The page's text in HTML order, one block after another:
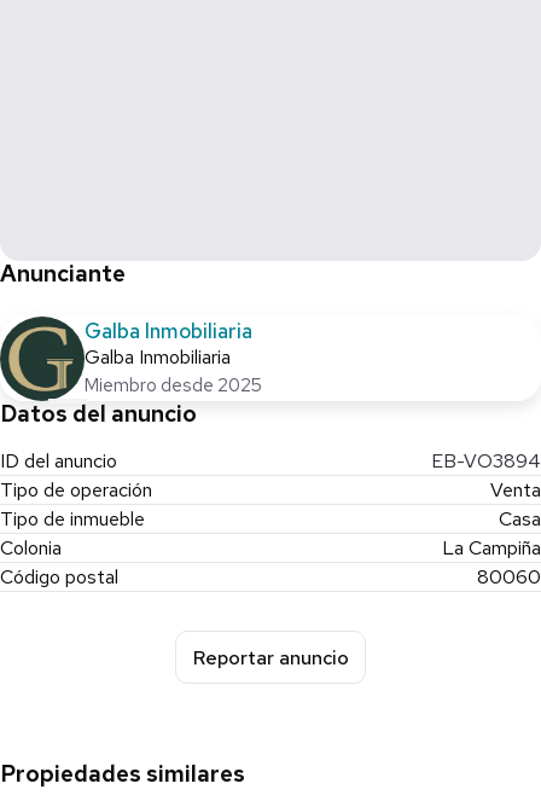
Anunciante
Galba Inmobiliaria
Galba Inmobiliaria
Miembro desde 2025
Datos del anuncio
ID del anuncio
EB-VO3894
Tipo de operación
Venta
Tipo de inmueble
Casa
Colonia
La Campiña
Código postal
80060
Reportar anuncio
Propiedades similares